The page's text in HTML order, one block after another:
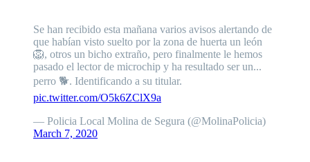
Se han recibido esta mañana varios avisos alertando de
que habían visto suelto por la zona de huerta un león
🦁, otros un bicho extraño, pero finalmente le hemos
pasado el lector de microchip y ha resultado ser un...
perro 🐕. Identificando a su titular.
pic.twitter.com/O5k6ZClX9a
— Policia Local Molina de Segura (@MolinaPolicia)
March 7, 2020